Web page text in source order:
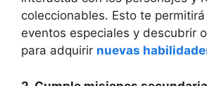
coleccionables. Esto te
eventos especiales y descubrir
para adquirir nuevas